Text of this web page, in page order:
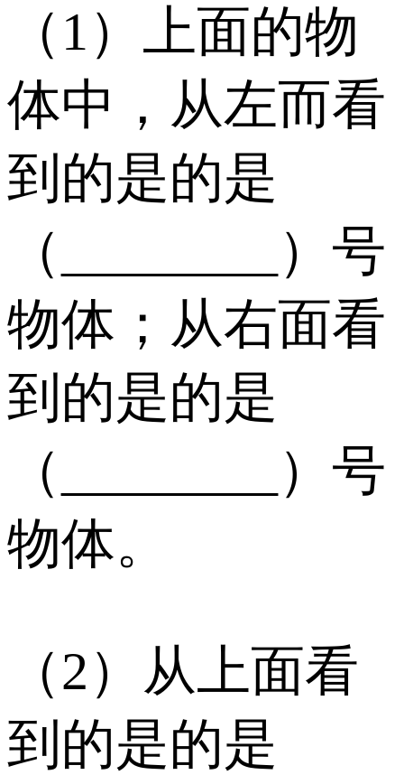
（1）上面的物
体中，从左而看
到的是的是
（________）号
物体；从右面看
到的是的是
（________）号
物体。
（2）从上面看
到的是的是